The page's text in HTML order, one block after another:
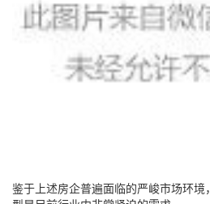
鉴于上述房企普遍面临的严峻市场环